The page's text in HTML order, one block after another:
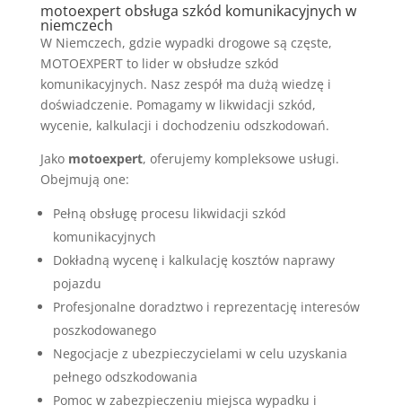
motoexpert obsługa szkód komunikacyjnych w
niemczech
W Niemczech, gdzie wypadki drogowe są częste,
MOTOEXPERT to lider w obsłudze szkód
komunikacyjnych. Nasz zespół ma dużą wiedzę i
doświadczenie. Pomagamy w likwidacji szkód,
wycenie, kalkulacji i dochodzeniu odszkodowań.
Jako motoexpert, oferujemy kompleksowe usługi.
Obejmują one:
Pełną obsługę procesu likwidacji szkód
komunikacyjnych
Dokładną wycenę i kalkulację kosztów naprawy
pojazdu
Profesjonalne doradztwo i reprezentację interesów
poszkodowanego
Negocjacje z ubezpieczycielami w celu uzyskania
pełnego odszkodowania
Pomoc w zabezpieczeniu miejsca wypadku i